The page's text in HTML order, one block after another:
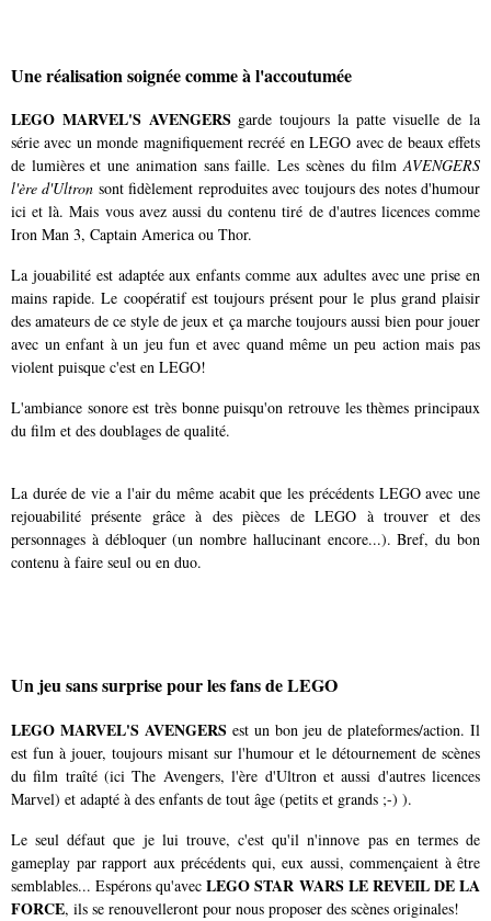
Une réalisation soignée comme à l'accoutumée
LEGO MARVEL'S AVENGERS garde toujours la patte visuelle de la
série avec un monde magnifiquement recréé en LEGO avec de beaux effets
de lumières et une animation sans faille. Les scènes du filmAVENGERS
l'ère d'Ultron sont fidèlement reproduites avec toujours des notes d'humour
ici et là. Mais vous avez aussi du contenu tiré de d'autres licences comme
Iron Man 3, Captain America ou Thor.
La jouabilité est adaptée aux enfants comme aux adultes avec une prise en
mains rapide. Le coopératif est toujours présent pour le plus grand plaisir
des amateurs de ce style de jeux et ça marche toujours aussi bien pour jouer
avec un enfant à un jeu fun et avec quand même un peu action mais pas
violent puisque c'est en LEGO!
L'ambiance sonore est très bonne puisqu'on retrouve les thèmes principaux
du film et des doublages de qualité.
La durée de vie a l'air du même acabit que les précédents LEGO avec une
rejouabilité présente grâce à des pièces de LEGO à trouver et des
personnages à débloquer (un nombre hallucinant encore...). Bref, du bon
contenu à faire seul ou en duo.
Un jeu sans surprise pour les fans de LEGO
LEGO MARVEL'S AVENGERS est un bon jeu de plateformes/action. Il
est fun à jouer, toujours misant sur l'humour et le détournement de scènes
du film traîté (ici The Avengers, l'ère d'Ultron et aussi d'autres licences
Marvel) et adapté à des enfants de tout âge (petits et grands ;-) ).
Le seul défaut que je lui trouve, c'est qu'il n'innove pas en termes de
gameplay par rapport aux précédents qui, eux aussi, commençaient à être
semblables... Espérons qu'avecLEGO STAR WARS LE REVEIL DE LA
FORCE, ils se renouvelleront pour nous proposer des scènes originales!